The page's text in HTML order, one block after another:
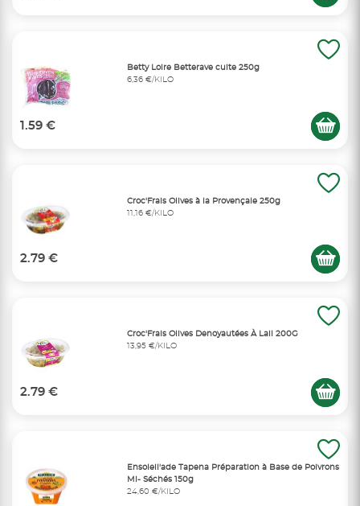
Betty Loire Betterave cuite 250g
6,36 €/KILO
1.59 €
Croc'Frais Olives à la Provençale 250g
11,16 €/KILO
2.79 €
Croc'Frais Olives Denoyautées À Lail 200G
13,95 €/KILO
2.79 €
Ensoleil'ade Tapena Préparation à Base de Poivrons
Mi- Séchés 150g
24,60 €/KILO